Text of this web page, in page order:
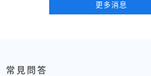
更多消息
常見問答